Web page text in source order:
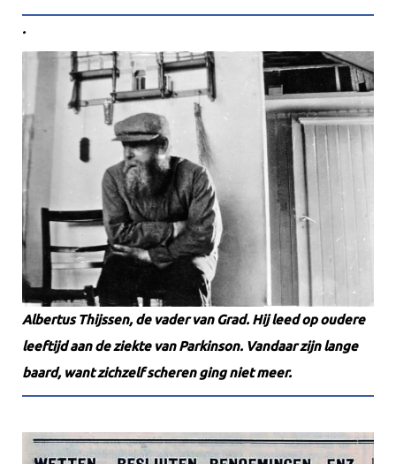
.
Albertus Thijssen, de vader van Grad. Hij leed op oudere
leeftijd aan de ziekte van Parkinson. Vandaar zijn lange
baard, want zichzelf scheren ging niet meer.